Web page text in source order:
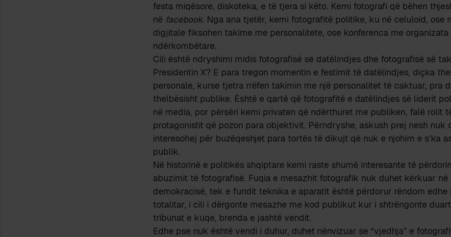
festa miqësore, diskoteka, e të tjera si këto. Kemi fotografi që bëhen
në facebook. Nga ana tjetër, kemi fotografitë politike, ku në celuloid, ose
digjitale fiksohen takime me personalitete, ose konferenca me organizata
ndërkombëtare.
Cili është ndryshimi midis fotografisë së datëlindjes dhe fotografisë së
Presidentin X? E para tregon momentin e festimit të datëlindjes, diçka
personale, kurse tjetra rrëfen takimin me një personalitet të caktuar, pra
thelbësisht publike. Është e qartë që fotografitë e datëlindjes së liderit
në media, por përsëri kemi privaten që ndërthuret me publiken, falë rolit
protagonistit që pozon para objektivit. Përndryshe, askush prej nesh nuk
interesohej për buzëqeshjet para tortës të dikujt që nuk e njohim e s’ka
publik.
Në historinë e politikës shqiptare kemi raste shumë interesante të
abuzimit të fotografisë. Fuqia e mesazhit fotografik nuk duhet kërkuar në
demokracisë, tek e fundit teknika e aparatit është përdorur rëndom edhe
totalitar, i cili i dërgonte mesazhe me kod publikut kur i shtrëngonte
tribunat e kuqe, brenda e jashtë vendit.
Edhe pse nuk është vendi i duhur, duhet nënvizuar se “vjedhja” e